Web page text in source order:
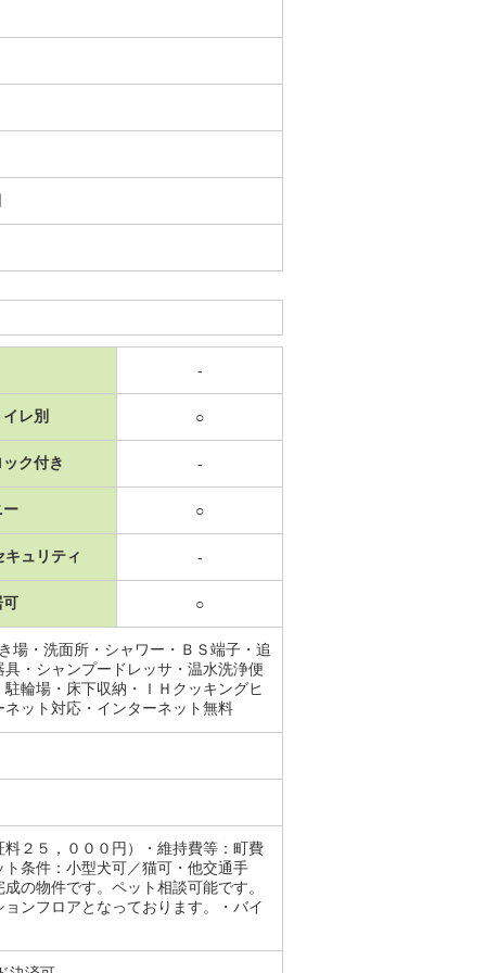
-
レ別 ○
ク付き -
ー ○
キュリティ -
可 ○
場・洗面所・シャワー・ＢＳ端子・追
・シャンプードレッサ・温水洗浄便
輪場・床下収納・ＩＨクッキングヒ
ット対応・インターネット無料
２５，０００円）・維持費等：町費
条件：小型犬可／猫可・他交通手
の物件です。ペット相談可能です。
ンフロアとなっております。・バイ